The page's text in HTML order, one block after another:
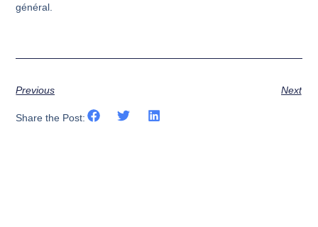
général.
Previous Next
Share the Post: